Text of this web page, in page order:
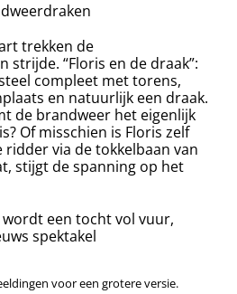
trekken de
strijde. “Floris en de draak”:
compleet met torens,
en natuurlijk een draak.
de brandweer het eigenlijk
Of misschien is Floris zelf
ridder via de tokkelbaan van
stijgt de spanning op het
wordt een tocht vol vuur,
spektakel
voor een grotere versie.